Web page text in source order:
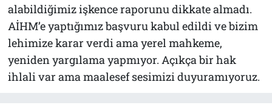
alabildiğimiz işkence raporunu dikkate almadı.
AİHM’e yaptığımız başvuru kabul edildi ve bizim
lehimize karar verdi ama yerel mahkeme,
yeniden yargılama yapmıyor. Açıkça bir hak
ihlali var ama maalesef sesimizi duyuramıyoruz.